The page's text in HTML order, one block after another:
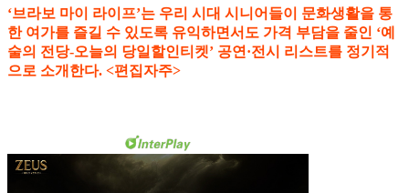
‘브라보 마이 라이프’는 우리 시대 시니어들이 문화생활을 통
한 여가를 즐길 수 있도록 유익하면서도 가격 부담을 줄인 ‘예
술의 전당-오늘의 당일할인티켓’ 공연·전시 리스트를 정기적
으로 소개한다. <편집자주>